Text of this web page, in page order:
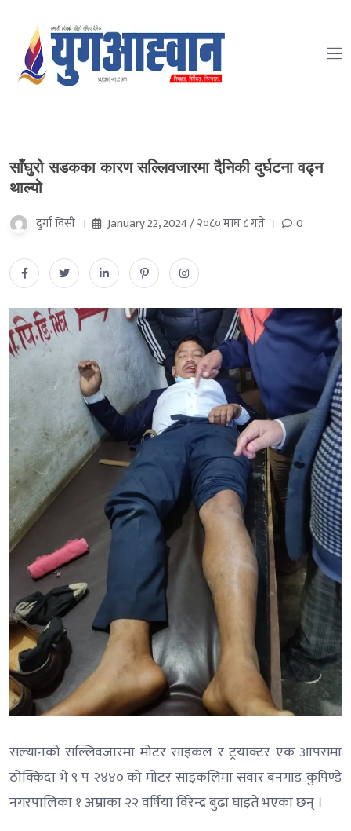
साँघुरो सडकका कारण सल्लिवजारमा दैनिकी दुर्घटना वढ्न
थाल्यो
दुर्गा विसी January 22, 2024 / २०८० माघ ८ गते 0
सल्यानको सल्लिवजारमा मोटर साइकल र ट्रयाक्टर एक आपसमा
ठोक्किदा भे ९ प २४४० को मोटर साइकलिमा सवार बनगाड कुपिण्डे
नगरपालिका १ अम्राका २२ वर्षिया विरेन्द्र बुढा घाइते भएका छन् ।